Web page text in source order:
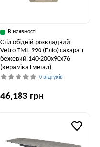
В наявності
Стіл обідній розкладний
Vetro ТМL-990 (Еліо) сахара +
бежевий 140-200x90x76
(кераміка+метал)
0 відгуків
46,183 грн